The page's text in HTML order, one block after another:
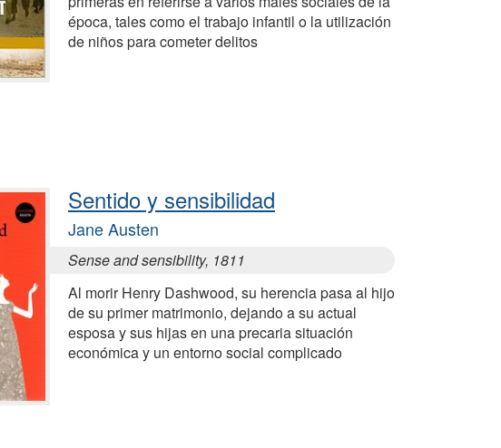
época, tales como el trabajo infantil o la utilización
de niños para cometer delitos
Sentido y sensibilidad
Jane Austen
Sense and sensibility, 1811
Al morir Henry Dashwood, su herencia pasa al hijo
de su primer matrimonio, dejando a su actual
esposa y sus hijas en una precaria situación
económica y un entorno social complicado